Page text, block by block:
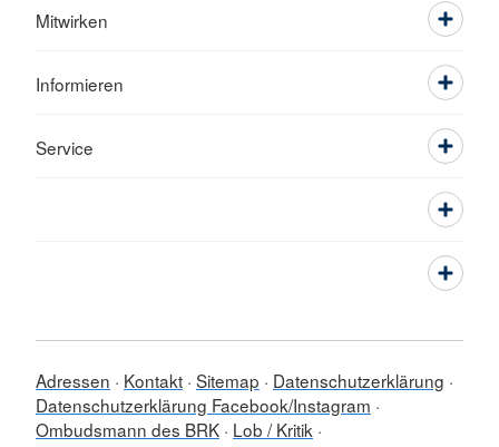
Mitwirken
Informieren
Service
Adressen Kontakt Sitemap
Datenschutzerklärung
Datenschutzerklärung Facebook/Instagram
Ombudsmann des BRK Lob / Kritik